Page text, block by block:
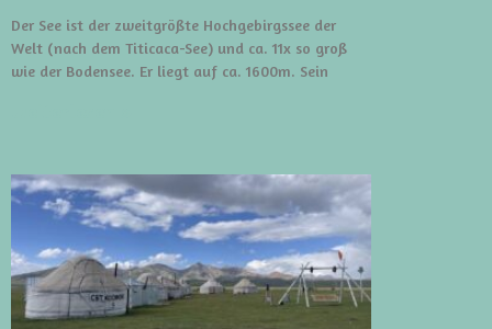
Der See ist der zweitgrößte Hochgebirgssee der
Welt (nach dem Titicaca-See) und ca. 11x so groß
wie der Bodensee. Er liegt auf ca. 1600m. Sein